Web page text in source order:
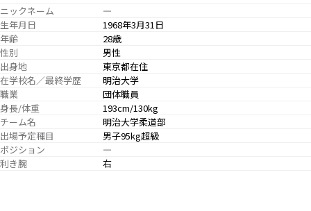
ニックネーム
―
生年月日
1968年3月31日
年齢
28歳
性別
男性
出身地
東京都在住
在学校名／最終学歴
明治大学
職業
団体職員
身長/体重
193cm/130kg
チーム名
明治大学柔道部
出場予定種目
男子95kg超級
ポジション
―
利き腕
右